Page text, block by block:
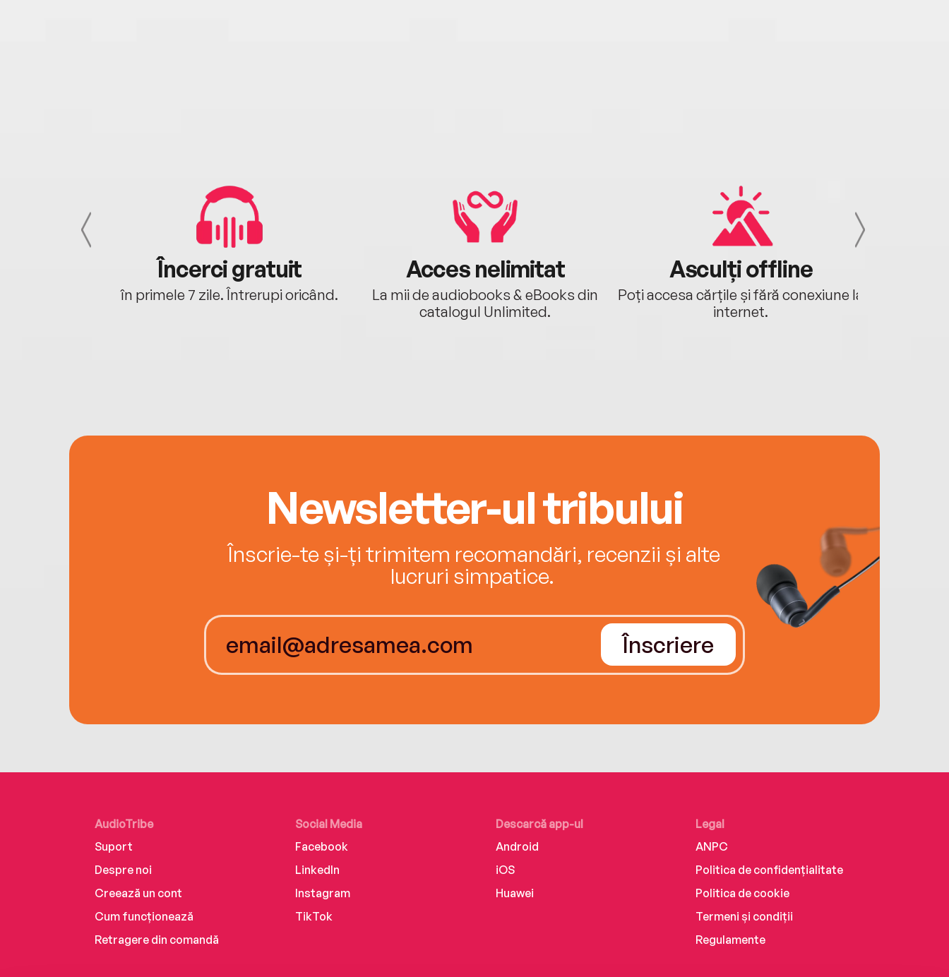
Încerci gratuit
în primele 7 zile. Întrerupi oricând.
Acces nelimitat
La mii de audiobooks & eBooks din
catalogul Unlimited.
Asculți offline
Poți accesa cărțile și fără conexiune la
internet.
Newsletter-ul tribului
Înscrie-te și-ți trimitem recomandări, recenzii și alte
lucruri simpatice.
Înscriere
AudioTribe
Suport
Despre noi
Creează un cont
Cum funcționează
Retragere din comandă
Social Media
Facebook
LinkedIn
Instagram
TikTok
Descarcă app-ul
Android
iOS
Huawei
Legal
ANPC
Politica de confidențialitate
Politica de cookie
Termeni și condiții
Regulamente